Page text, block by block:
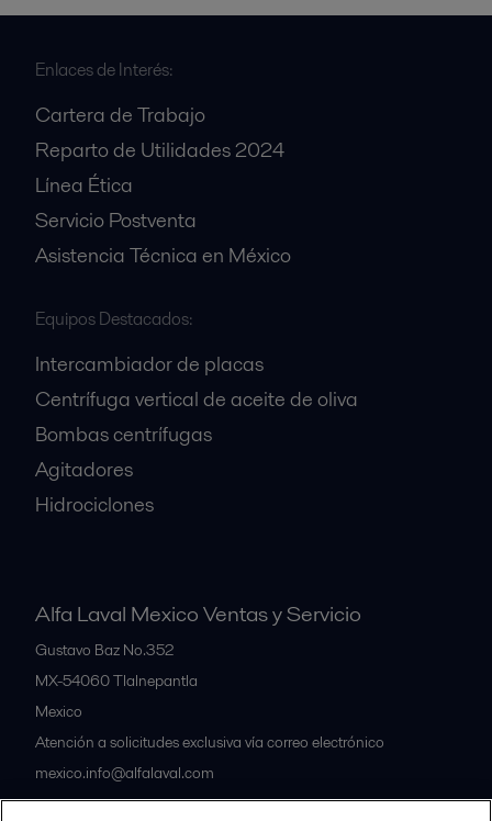
Enlaces de Interés:
Cartera de Trabajo
Reparto de Utilidades 2024
Línea Ética
Servicio Postventa
Asistencia Técnica en México
Equipos Destacados:
Intercambiador de placas
Centrífuga vertical de aceite de oliva
Bombas centrífugas
Agitadores
Hidrociclones
Alfa Laval Mexico Ventas y Servicio
Gustavo Baz No.352
MX-54060Tlalnepantla
Mexico
Atención a solicitudes exclusiva vía correo electrónico
mexico.info@alfalaval.com